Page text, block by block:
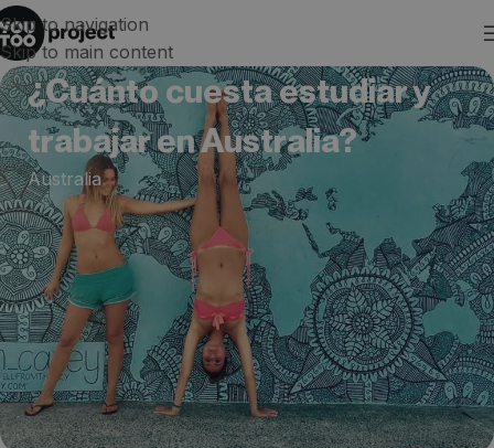
Skip to navigation
Skip to main content
¿Cuánto cuesta estudiar y
trabajar en Australia?
Australia